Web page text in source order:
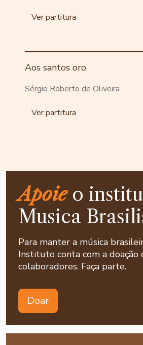
Ver partitura
Aos santos oro
Sérgio Roberto de Oliveira
Ver partitura
Apoieo
Musica
Para manter a música
Instituto conta com a doação
colaboradores. Faça parte.
Doar